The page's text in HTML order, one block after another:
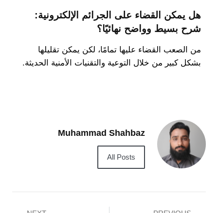
هل يمكن القضاء على الجرائم الإلكترونية:
شرح بسيط وواضح نهائيًا؟
من الصعب القضاء عليها تمامًا، لكن يمكن تقليلها
بشكل كبير من خلال التوعية والتقنيات الأمنية الحديثة.
Muhammad Shahbaz
All Posts